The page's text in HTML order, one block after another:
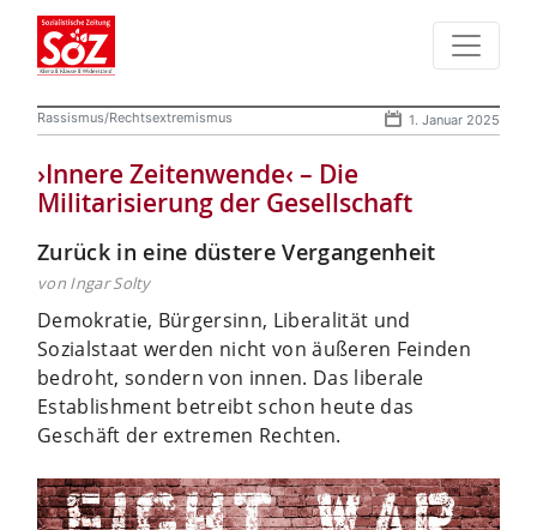
Rassismus/Rechtsextremismus 1. Januar 2025
›Innere Zeitenwende‹ – Die
Militarisierung der Gesellschaft
Zurück in eine düstere Vergangenheit
von Ingar Solty
Demokratie, Bürgersinn, Liberalität und
Sozialstaat werden nicht von äußeren Feinden
bedroht, sondern von innen. Das liberale
Establishment betreibt schon heute das
Geschäft der extremen Rechten.